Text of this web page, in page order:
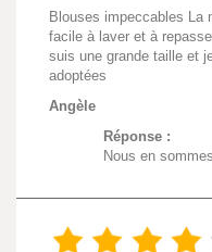
Blouses impeccables La
facile à laver et à
suis une grande taille et
adoptées
Angèle
Réponse :
Nous en